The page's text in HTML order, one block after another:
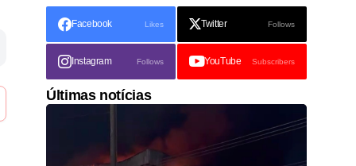
Facebook Likes Twitter Follows
Instagram Follows YouTube Subscribers
Últimas notícias